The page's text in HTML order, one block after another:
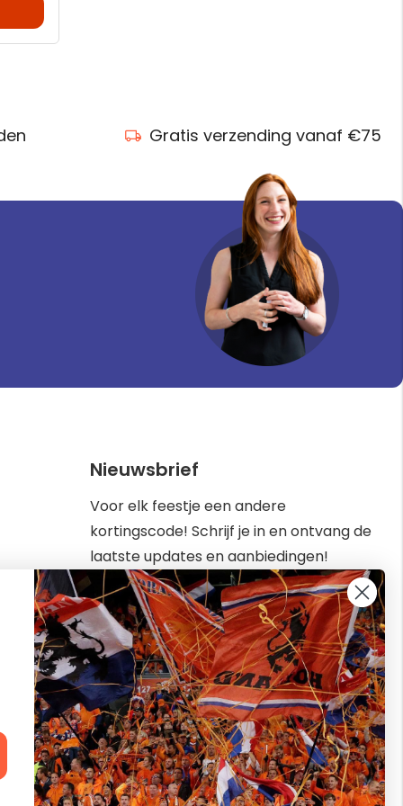
Gratis verzending vanaf €75
van
Nieuwsbrief
Voor elk feestje een andere
kortingscode! Schrijf je in en ontvang de
laatste updates en aanbiedingen!
Abonneer
op
onze
nieuwsbrief
Inschrijven